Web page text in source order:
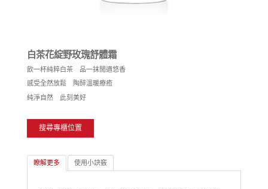
白茶花綻野玫瑰舒體霜
飲一杯純粹白茶 品一抹閒適悠香
感受全然放鬆 陶醉溫暖療癒
純淨自然 此刻美好
搜尋專櫃位置
瞭解更多 使用小訣竅